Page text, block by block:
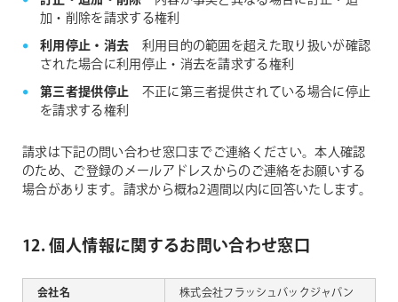
加・削除を請求する権利
利用停止・消去 利用目的の範囲を超えた取り扱いが確認
された場合に利用停止・消去を請求する権利
第三者提供停止 不正に第三者提供されている場合に停止
を請求する権利
請求は下記の問い合わせ窓口までご連絡ください。本人確認
のため、ご登録のメールアドレスからのご連絡をお願いする
場合があります。請求から概ね2週間以内に回答いたします。
12. 個人情報に関するお問い合わせ窓口
会社名 株式会社フラッシュバックジャパン